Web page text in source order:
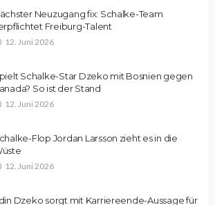
Neuzugang fix: Schalke-Team
Freiburg-Talent
12. Juni 2026
Schalke-Star Dzeko mit Bosnien gegen
So ist der Stand
12. Juni 2026
Flop Jordan Larsson zieht es in die
12. Juni 2026
Dzeko sorgt mit Karriereende-Aussage für